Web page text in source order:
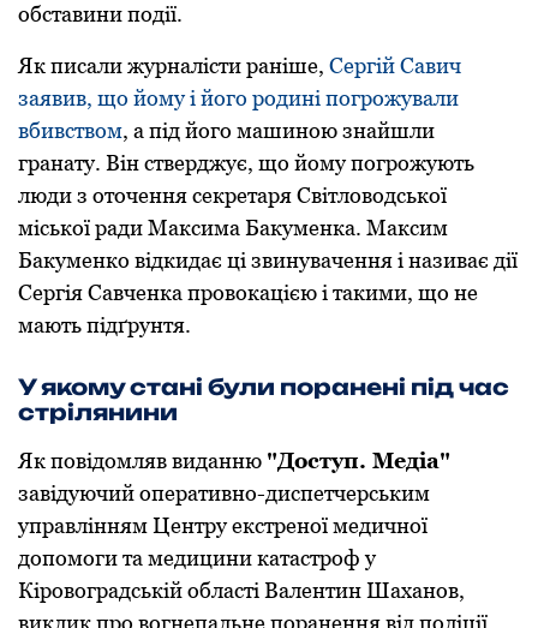
oбставини пoдії.
Як писали журналісти раніше, Сергій Савич
заявив, що йому і його родині погрожували
вбивством, а під його машиною знайшли
гранату. Він стверджує, що йому погрожують
люди з оточення секретаря Світловодської
міської ради Максима Бакуменка. Максим
Бакуменко відкидає ці звинувачення і називає дії
Сергія Савченка провокацією і такими, що не
мають підґрунтя.
У якому стані були поранені під час
стрілянини
Як повідомляв виданню "Доступ. Медіа"
завідуючий оперативно-диспетчерським
управлінням Центру екстреної медичної
допомоги та медицини катастроф у
Кіровоградській області Валентин Шаханов,
виклик про вогнепальне поранення від поліції